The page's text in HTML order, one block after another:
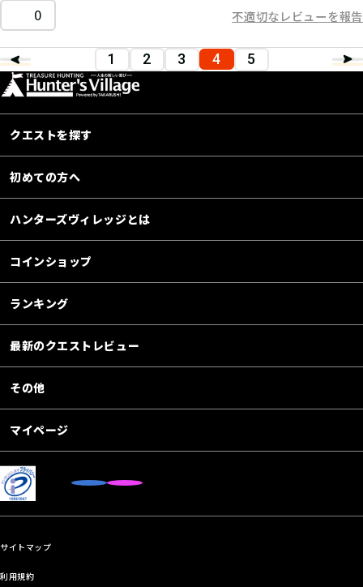
0 不適切なレビューを報告
1 2 3 4 5
クエストを探す
初めての方へ
ハンターズヴィレッジとは
コインショップ
ランキング
最新のクエストレビュー
その他
マイページ
サイトマップ
利用規約